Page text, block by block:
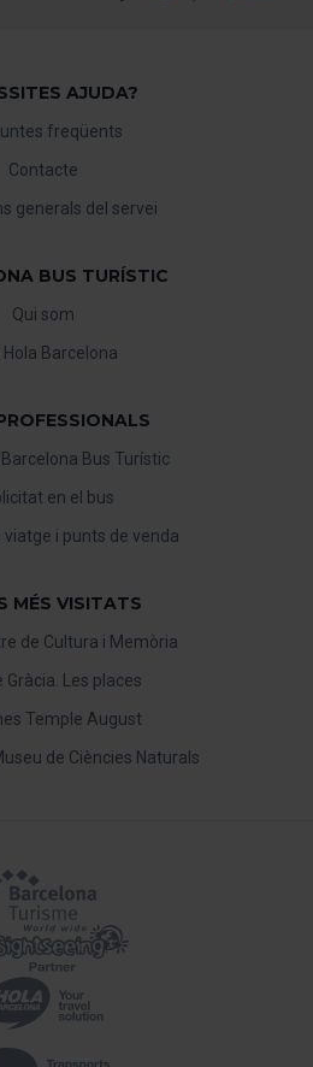
AJUDA?
freqüents
Contacte
generals del servei
BUS TURÍSTIC
Qui som
Hola Barcelona
Bus Turístic
en el bus
viatge i punts de venda
MÉS VISITATS
de Cultura i Memòria
Gràcia. Les places
Temple August
de Ciències Naturals